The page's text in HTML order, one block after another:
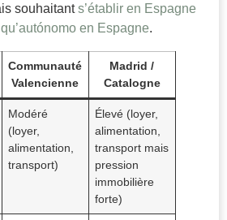
souhaitants’établir en Espagne
en Espagne.
Communauté
Valencienne
Madrid /
Catalogne
Modéré
(loyer,
alimentation,
transport)
Élevé (loyer,
alimentation,
transport mais
pression
immobilière
forte)